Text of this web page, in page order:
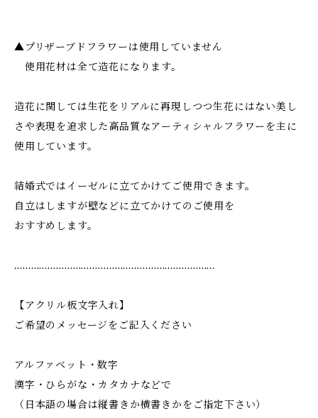
▲プリザーブドフラワーは使用していません
使用花材は全て造花になります。
造花に関しては生花をリアルに再現しつつ生花にはない美し
さや表現を追求した高品質なアーティシャルフラワーを主に
使用しています。
結婚式ではイーゼルに立てかけてご使用できます。
自立はしますが壁などに立てかけてのご使用を
おすすめします。
………………………………………………………………
【アクリル板文字入れ】
ご希望のメッセージをご記入ください
アルファベット・数字
漢字・ひらがな・カタカナなどで
（日本語の場合は縦書きか横書きかをご指定下さい）